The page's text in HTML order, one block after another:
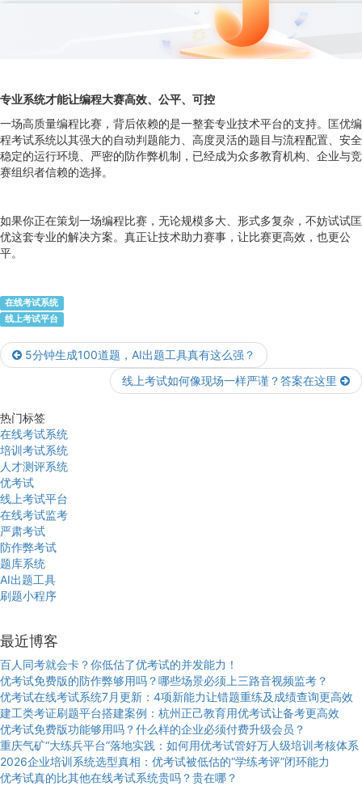
专业系统才能让编程大赛高效、公平、可控
一场高质量编程比赛，背后依赖的是一整套专业技术平台的支持。匡优编
程考试系统以其强大的自动判题能力、高度灵活的题目与流程配置、安全
稳定的运行环境、严密的防作弊机制，已经成为众多教育机构、企业与竞
赛组织者信赖的选择。
如果你正在策划一场编程比赛，无论规模多大、形式多复杂，不妨试试匡
优这套专业的解决方案。真正让技术助力赛事，让比赛更高效，也更公
平。
在线考试系统
线上考试平台
5分钟生成100道题，AI出题工具真有这么强？
线上考试如何像现场一样严谨？答案在这里
热门标签
在线考试系统
培训考试系统
人才测评系统
优考试
线上考试平台
在线考试监考
严肃考试
防作弊考试
题库系统
AI出题工具
刷题小程序
最近博客
百人同考就会卡？你低估了优考试的并发能力！
优考试免费版的防作弊够用吗？哪些场景必须上三路音视频监考？
优考试在线考试系统7月更新：4项新能力让错题重练及成绩查询更高效
建工类考证刷题平台搭建案例：杭州正己教育用优考试让备考更高效
优考试免费版功能够用吗？什么样的企业必须付费升级会员？
重庆气矿“大练兵平台”落地实践：如何用优考试管好万人级培训考核体系
2026企业培训系统选型真相：优考试被低估的“学练考评”闭环能力
优考试真的比其他在线考试系统贵吗？贵在哪？